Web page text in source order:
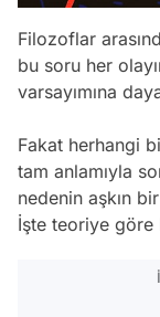
Filozoflar
bu soru her
varsayımına
Fakat herhangi
tam anlamıyla
nedenin aşkın
İşte teoriye göre